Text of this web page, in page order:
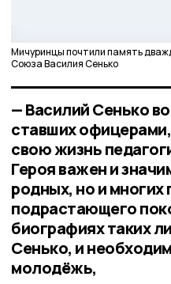
Мичуринцы почтили память
Союза Василия Сенько
— Василий Сенько
ставших
свою жизнь
Героя важен и
родных, но и многих
подрастающего
биографиях таких
Сенько, и
молодёжь,